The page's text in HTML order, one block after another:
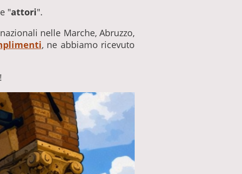
"attori".
nelle Marche, Abruzzo,
, ne abbiamo ricevuto